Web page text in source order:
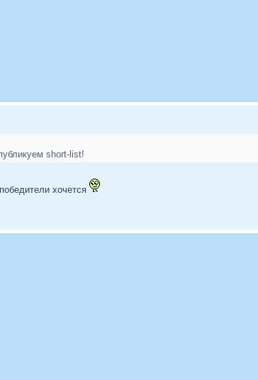
short-list!
хочется